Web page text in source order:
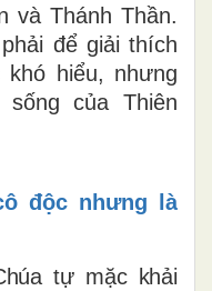
và Thánh Thần.
để giải thích
hiểu, nhưng
của Thiên
độc nhưng là
tự mặc khải